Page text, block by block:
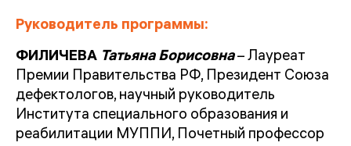
Руководитель программы:
ФИЛИЧЕВА Татьяна Борисовна – Лауреат
Премии Правительства РФ, Президент Союза
дефектологов, научный руководитель
Института специального образования и
реабилитации МУППИ, Почетный профессор